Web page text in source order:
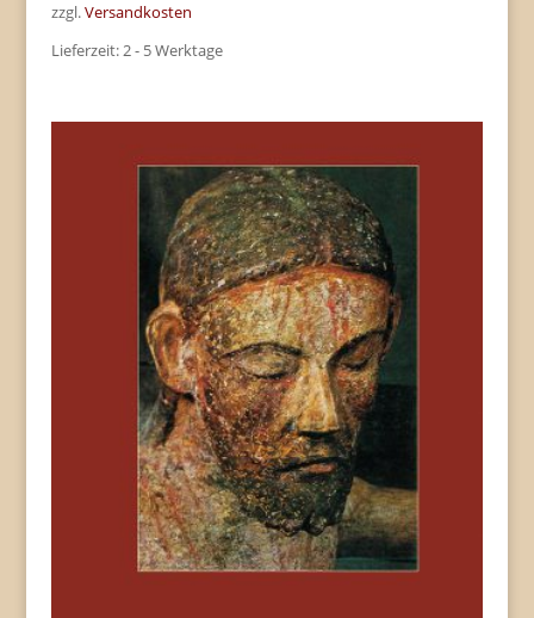
zzgl.Versandkosten
Lieferzeit:2 - 5 Werktage